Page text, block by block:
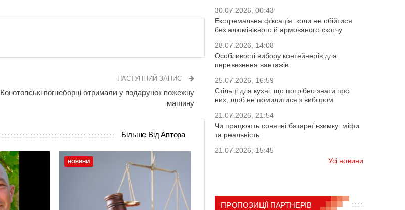
НАСТУПНИЙ ЗАПИС
Конотопські вогнеборці отримали у подарунок пожежну
машину
Більше Від Автора
НОВИНИ
30.07.2026, 00:43
Екстремальна фіксація: коли не обійтися
без алюмінієвого й армованого скотчу
28.07.2026, 14:08
Особливості вибору контейнерів для
перевезення вантажів
25.07.2026, 16:59
Стільці для кухні: що потрібно знати про
них, щоб не помилитися з вибором
21.07.2026, 21:54
Чи працюють сонячні батареї взимку: міфи
та реальність
21.07.2026, 15:45
Усі новини
ПРОПОЗИЦІЇ ПАРТНЕРІВ